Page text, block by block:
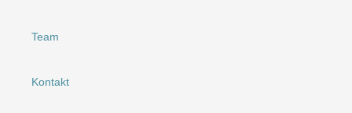
Team
Kontakt